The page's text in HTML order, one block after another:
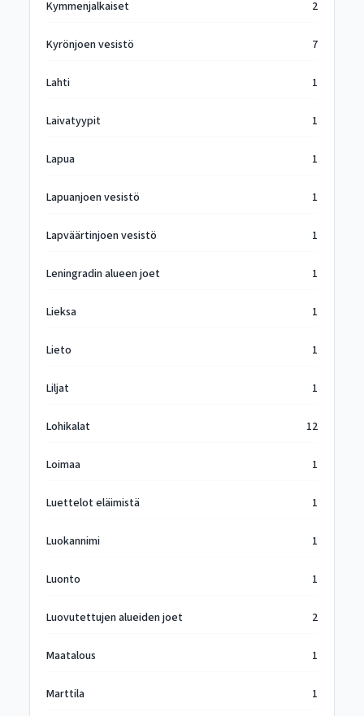
Kymmenjalkaiset 2
Kyrönjoen vesistö 7
Lahti 1
Laivatyypit 1
Lapua 1
Lapuanjoen vesistö 1
Lapväärtinjoen vesistö 1
Leningradin alueen joet 1
Lieksa 1
Lieto 1
Liljat 1
Lohikalat 12
Loimaa 1
Luettelot eläimistä 1
Luokannimi 1
Luonto 1
Luovutettujen alueiden joet 2
Maatalous 1
Marttila 1